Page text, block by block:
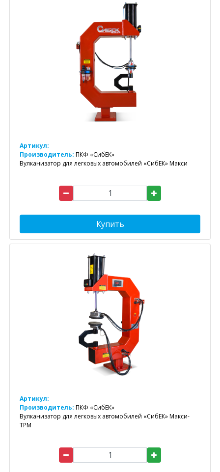
Артикул:
Производитель: ПКФ «СибЕК»
Вулканизатор для легковых автомобилей «СибЕК» Макси
Купить
Артикул:
Производитель: ПКФ «СибЕК»
Вулканизатор для легковых автомобилей «СибЕК» Макси-
ТРМ